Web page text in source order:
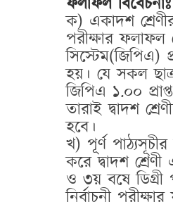
ক) একাদশ
পরীক্ষার ফলাফল
সিস্টেম(জিপিএ)
হয়। যে সকল
জিপিএ ১.০০
তারাই দ্বাদশ
হবে।
খ) পূর্ণ
করে দ্বাদশ
ও ৩য় বষে ডিগ্রী